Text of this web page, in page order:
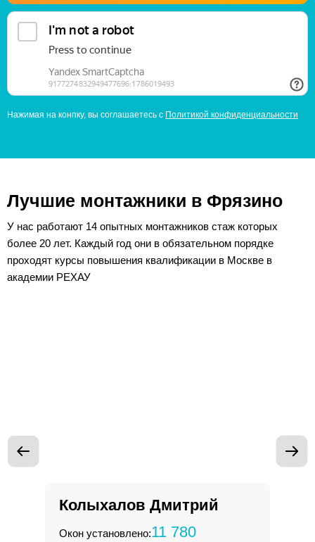
Нажимая на конпку, вы соглашаетесь с Политикой конфиденциальности
Лучшие монтажники в Фрязино
У нас работают 14 опытных монтажников стаж которых
более 20 лет. Каждый год они в обязательном порядке
проходят курсы повышения квалификации в Москве в
академии РЕХАУ
Колыхалов Дмитрий
Окон установлено:11 780